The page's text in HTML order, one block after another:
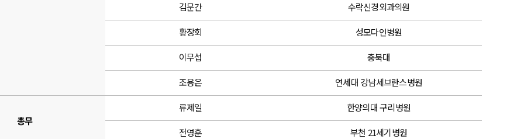
김문간 수락신경외과의원
황장회 성모다인병원
이무섭 충북대
조용은 연세대 강남세브란스병원
총무
류제일 한양의대 구리병원
전영훈 부천 21세기병원